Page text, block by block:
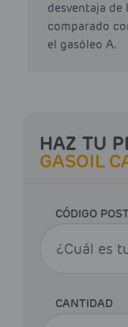
desventaja
comparado
el gasóleo A.
HAZ TU
GASOIL
CÓDIGO
CANTIDAD